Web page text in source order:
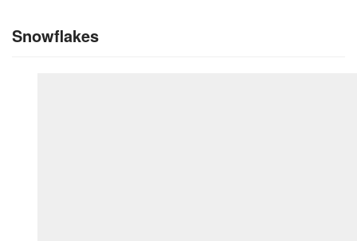
Snowflakes